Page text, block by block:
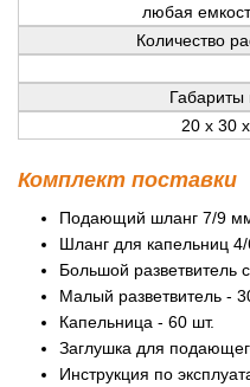
любая
Количество
Габариты
20 x 30
Комплект поставки
Подающий шланг 7/9
Шланг для капельниц
Большой разветвитель
Малый разветвитель -
Капельница - 60 шт.
Заглушка для
Инструкция по